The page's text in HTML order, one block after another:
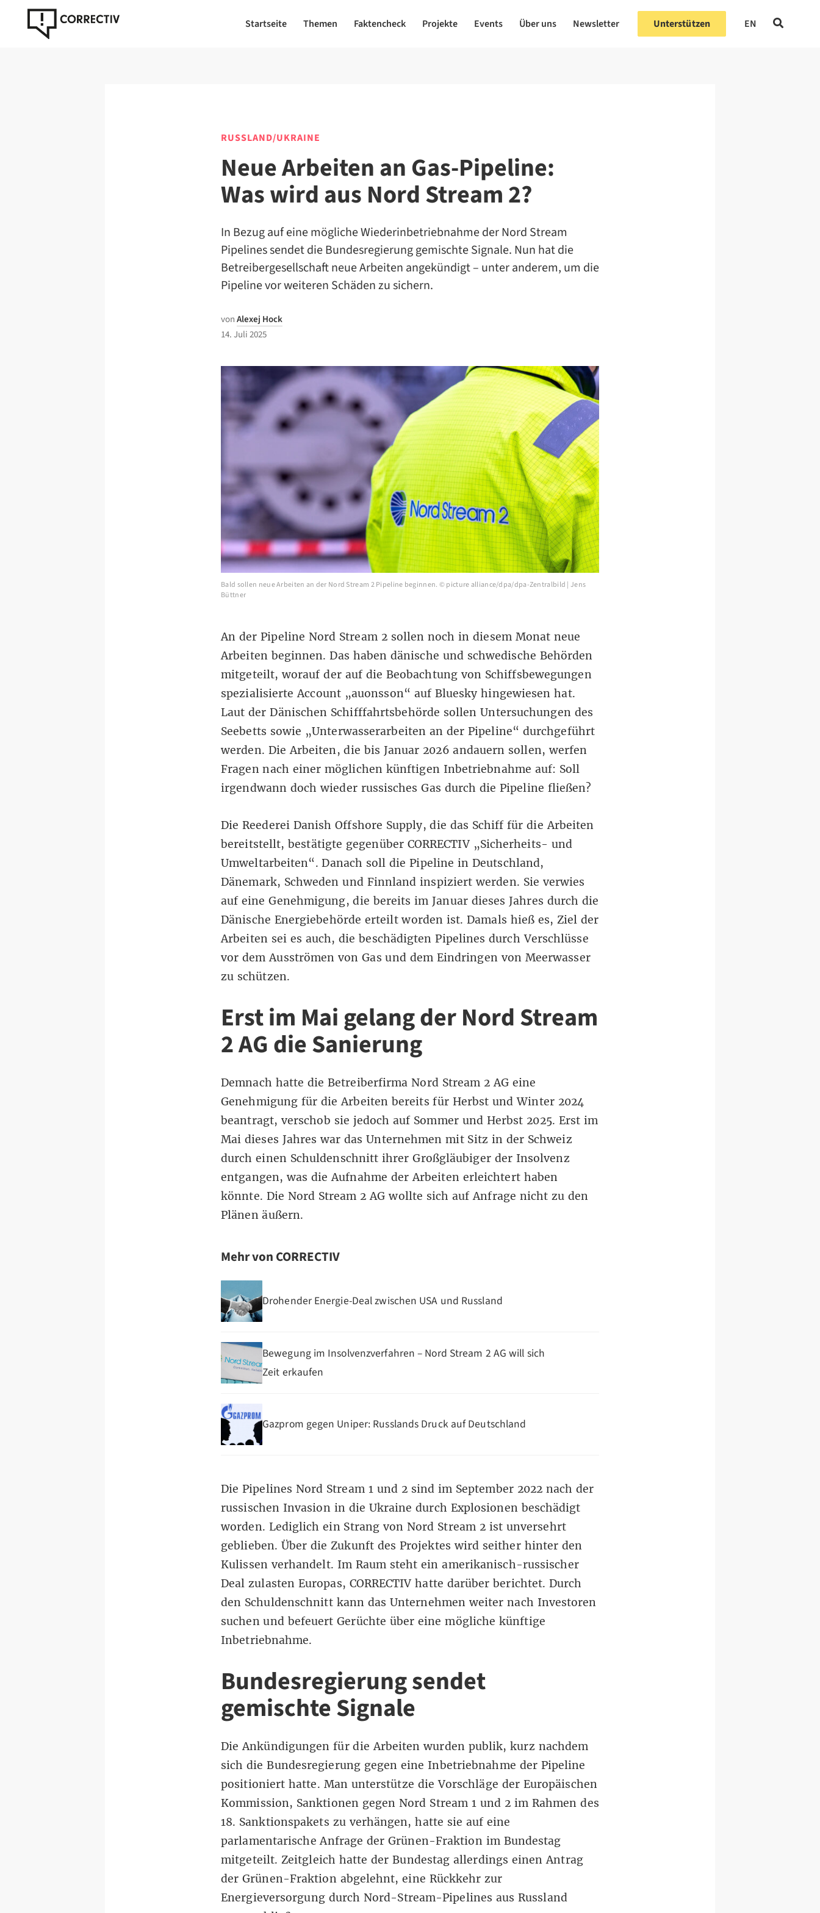
Startseite Themen Faktencheck Projekte Events Über uns Newsletter Unterstützen EN
RUSSLAND/UKRAINE
Neue Arbeiten an Gas-Pipeline:
Was wird aus Nord Stream 2?
In Bezug auf eine mögliche Wiederinbetriebnahme der Nord Stream
Pipelines sendet die Bundesregierung gemischte Signale. Nun hat die
Betreibergesellschaft neue Arbeiten angekündigt – unter anderem, um die
Pipeline vor weiteren Schäden zu sichern.
vonAlexej Hock
14. Juli 2025
Bald sollen neue Arbeiten an der Nord Stream 2 Pipeline beginnen. © picture alliance/dpa/dpa-Zentralbild | Jens
Büttner
An der Pipeline Nord Stream 2 sollen noch in diesem Monat neue
Arbeiten beginnen. Das haben dänische und schwedische Behörden
mitgeteilt, worauf der auf die Beobachtung von Schiffsbewegungen
spezialisierte Account „auonsson“ auf Blueskyhingewiesen hat.
Laut der Dänischen Schifffahrtsbehörde sollen Untersuchungen des
Seebetts sowie „Unterwasserarbeiten an der Pipeline“ durchgeführt
werden. Die Arbeiten, die bis Januar 2026 andauern sollen, werfen
Fragen nach einer möglichen künftigen Inbetriebnahme auf: Soll
irgendwann doch wieder russisches Gas durch die Pipeline fließen?
Die Reederei Danish Offshore Supply, die das Schiff für die Arbeiten
bereitstellt, bestätigte gegenüber CORRECTIV „Sicherheits- und
Umweltarbeiten“. Danach soll die Pipeline in Deutschland,
Dänemark, Schweden und Finnland inspiziert werden. Sie verwies
auf eine Genehmigung, die bereits im Januar dieses Jahres durch die
Dänische Energiebehörde erteilt worden ist. Damals hieß es, Ziel der
Arbeiten sei es auch, die beschädigten Pipelines durch Verschlüsse
vor dem Ausströmen von Gas und dem Eindringen von Meerwasser
zu schützen.
Erst im Mai gelang der Nord Stream
2 AG die Sanierung
Demnach hatte die Betreiberfirma Nord Stream 2 AG eine
Genehmigung für die Arbeiten bereits für Herbst und Winter 2024
beantragt, verschob sie jedoch auf Sommer und Herbst 2025. Erst im
Mai dieses Jahres war das Unternehmen mit Sitz in der Schweiz
durch einen Schuldenschnitt ihrer Großgläubiger der Insolvenz
entgangen, was die Aufnahme der Arbeiten erleichtert haben
könnte. Die Nord Stream 2 AG wollte sich auf Anfrage nicht zu den
Plänen äußern.
Mehr von CORRECTIV
Drohender Energie-Deal zwischen USA und Russland
Bewegung im Insolvenzverfahren – Nord Stream 2 AG will sich
Zeit erkaufen
Gazprom gegen Uniper: Russlands Druck auf Deutschland
Die Pipelines Nord Stream 1 und 2 sind im September 2022 nach der
russischen Invasion in die Ukraine durch Explosionen beschädigt
worden. Lediglich ein Strang von Nord Stream 2 ist unversehrt
geblieben. Über die Zukunft des Projektes wird seither hinter den
Kulissen verhandelt. Im Raum steht ein amerikanisch-russischer
Deal zulasten Europas, CORRECTIV hatte darüber berichtet. Durch
den Schuldenschnitt kann das Unternehmen weiter nach Investoren
suchen und befeuert Gerüchte über eine mögliche künftige
Inbetriebnahme.
Bundesregierung sendet
gemischte Signale
Die Ankündigungen für die Arbeiten wurden publik, kurz nachdem
sich die Bundesregierung gegen eine Inbetriebnahme der Pipeline
positioniert hatte. Man unterstütze die Vorschläge der Europäischen
Kommission, Sanktionen gegen Nord Stream 1 und 2 im Rahmen des
18. Sanktionspakets zu verhängen, hatte sie auf eine
parlamentarische Anfrage der Grünen-Fraktion im Bundestag
mitgeteilt. Zeitgleich hatte der Bundestag allerdings einen Antrag
der Grünen-Fraktion abgelehnt, eine Rückkehr zur
Energieversorgung durch Nord-Stream-Pipelines aus Russland